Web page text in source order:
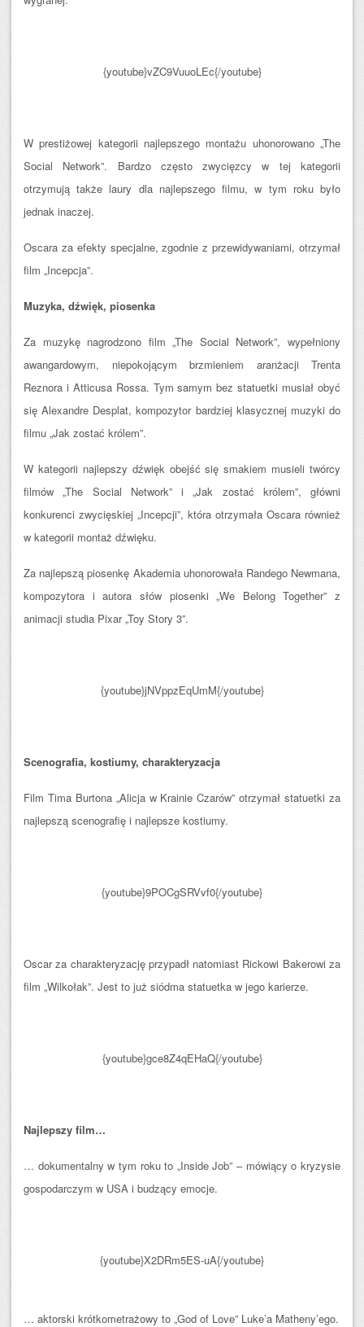
{youtube}vZC9VuuoLEc{/youtube}
W prestiżowej kategorii najlepszego montażu uhonorowano „The
Social Network”. Bardzo często zwycięzcy w tej kategorii
otrzymują także laury dla najlepszego filmu, w tym roku było
jednak inaczej.
Oscara za efekty specjalne, zgodnie z przewidywaniami, otrzymał
film „Incepcja”.
Muzyka, dźwięk, piosenka
Za muzykę nagrodzono film „The Social Network”, wypełniony
awangardowym, niepokojącym brzmieniem aranżacji Trenta
Reznora i Atticusa Rossa. Tym samym bez statuetki musiał obyć
się Alexandre Desplat, kompozytor bardziej klasycznej muzyki do
filmu „Jak zostać królem”.
W kategorii najlepszy dźwięk obejść się smakiem musieli twórcy
filmów „The Social Network” i „Jak zostać królem”, główni
konkurenci zwycięskiej „Incepcji”, która otrzymała Oscara również
w kategorii montaż dźwięku.
Za najlepszą piosenkę Akademia uhonorowała Randego Newmana,
kompozytora i autora słów piosenki „We Belong Together” z
animacji studia Pixar „Toy Story 3”.
{youtube}jNVppzEqUmM{/youtube}
Scenografia, kostiumy, charakteryzacja
Film Tima Burtona „Alicja w Krainie Czarów” otrzymał statuetki za
najlepszą scenografię i najlepsze kostiumy.
{youtube}9POCgSRVvf0{/youtube}
Oscar za charakteryzację przypadł natomiast Rickowi Bakerowi za
film „Wilkołak”. Jest to już siódma statuetka w jego karierze.
{youtube}gce8Z4qEHaQ{/youtube}
Najlepszy film…
… dokumentalny w tym roku to „Inside Job” – mówiący o kryzysie
gospodarczym w USA i budzący emocje.
{youtube}X2DRm5ES-uA{/youtube}
… aktorski krótkometrażowy to „God of Love” Luke’a Matheny’ego.